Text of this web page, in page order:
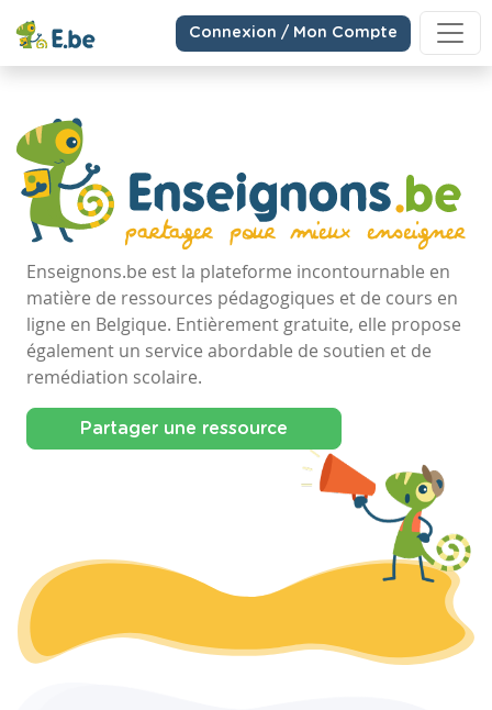
Connexion / Mon Compte
Enseignons.be est la plateforme incontournable en
matière de ressources pédagogiques et de cours en
ligne en Belgique. Entièrement gratuite, elle propose
également un service abordable de soutien et de
remédiation scolaire.
Partager une ressource